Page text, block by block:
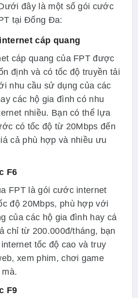
đây là một số gói cước
tại Đống Đa:
cáp quang
cáp quang của FPT được
định và có tốc độ truyền tải
nhu cầu sử dụng của các
các hộ gia đình có nhu
nhiều. Bạn có thể lựa
có tốc độ từ 20Mbps đến
cả phù hợp và nhiều ưu
F6
FPT là gói cước internet
độ 20Mbps, phù hợp với
của các hộ gia đình hay cá
chỉ từ 200.000đ/tháng, bạn
tốc độ cao và truy
xem phim, chơi game
F9